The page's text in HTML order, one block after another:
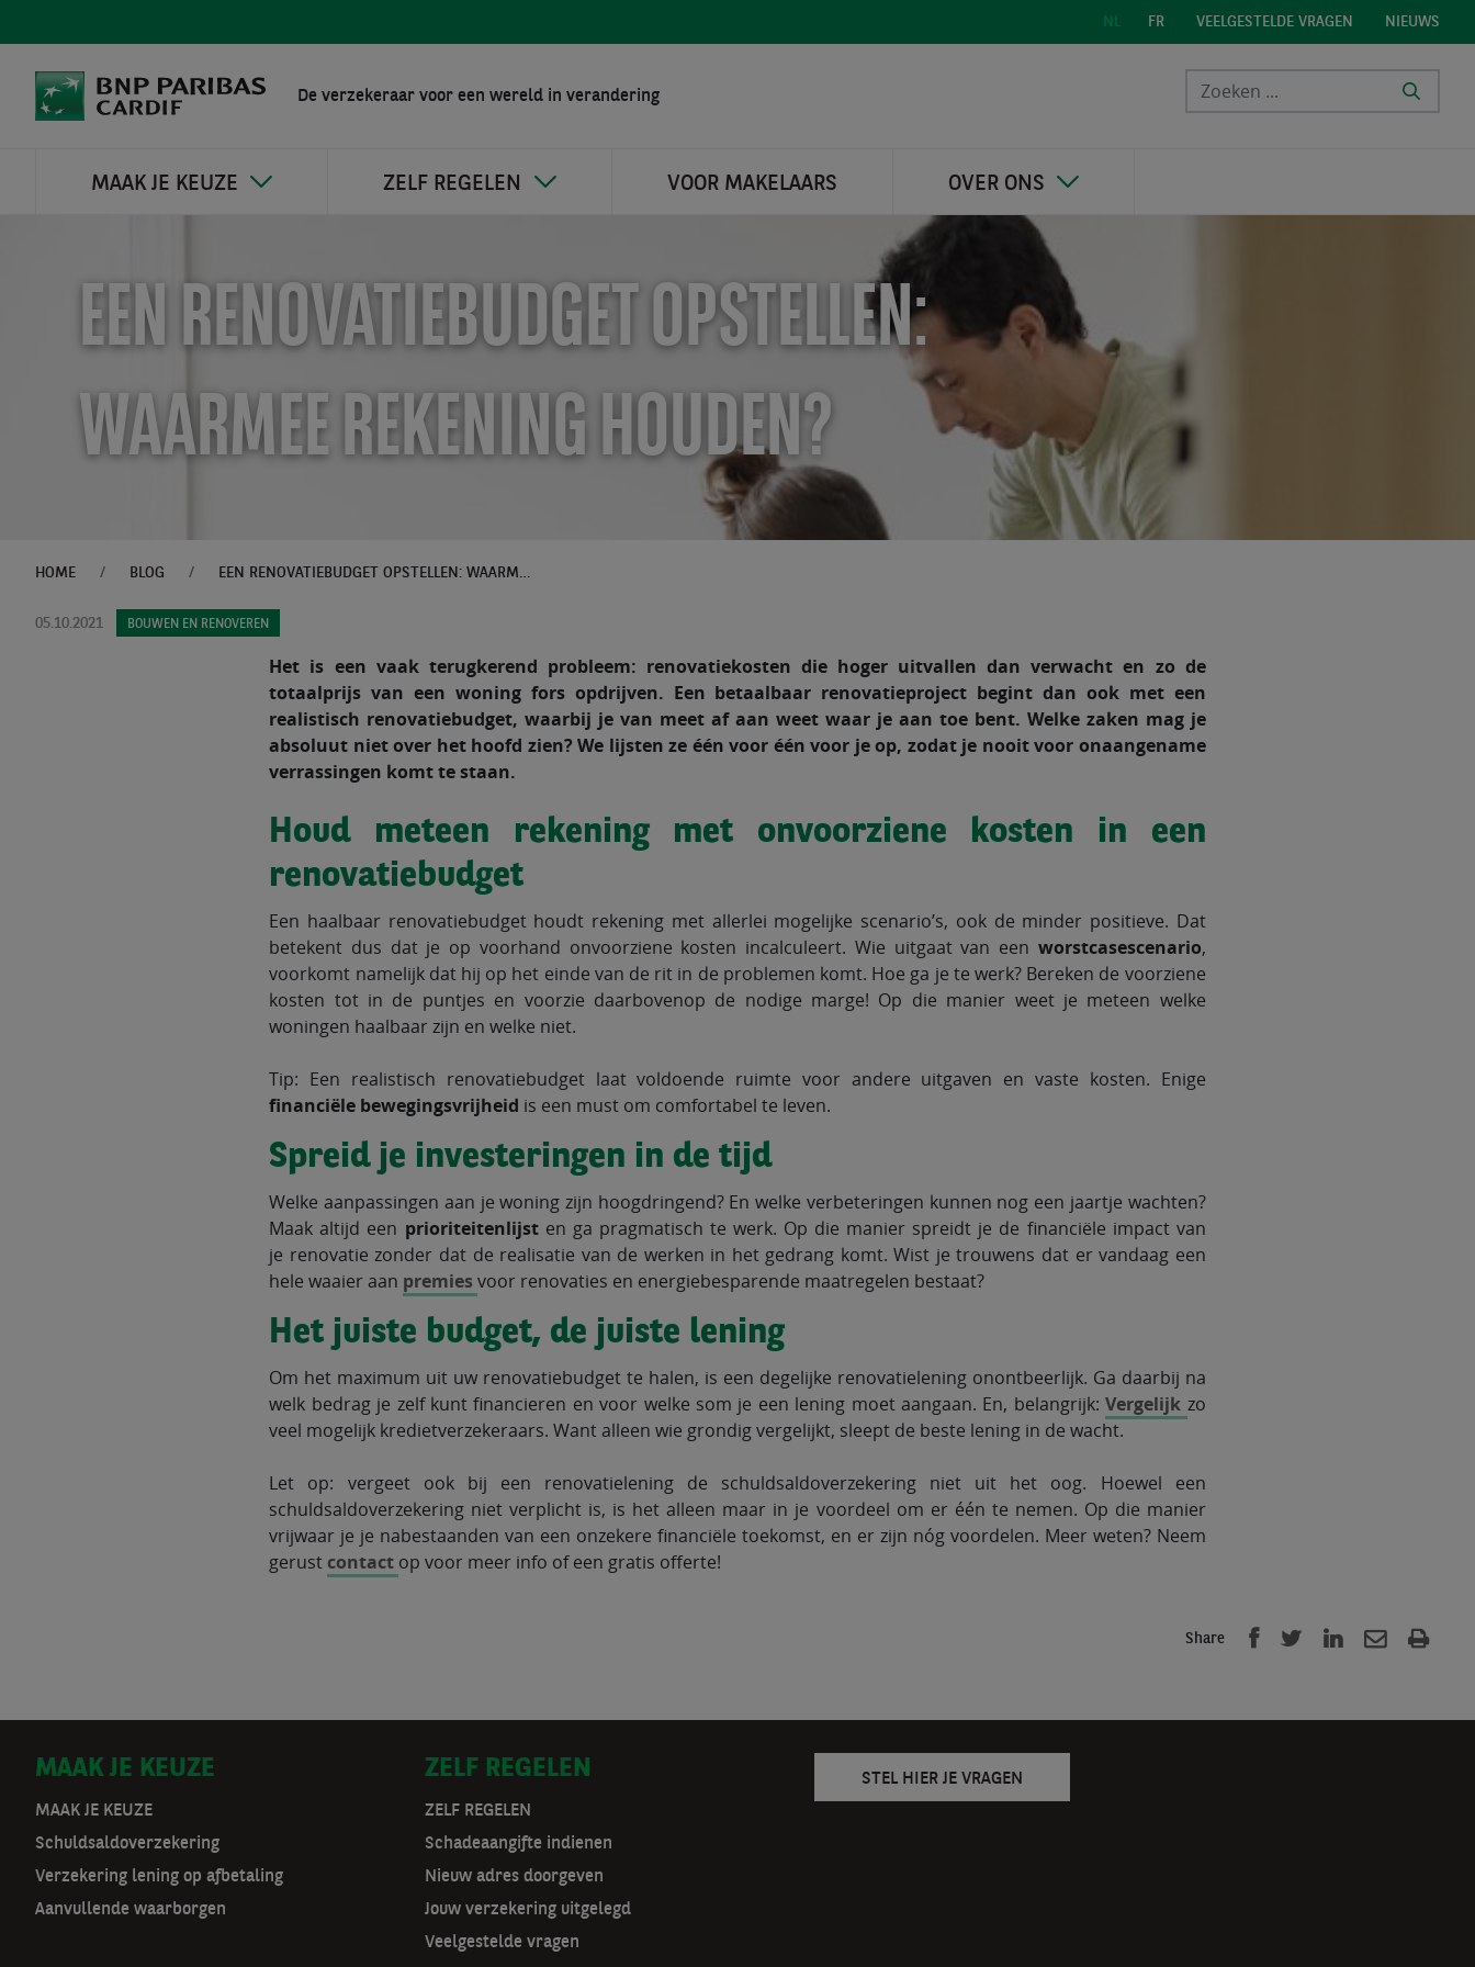
NL FR VEELGESTELDE VRAGEN NIEUWS
De verzekeraar voor een wereld in verandering
MAAK JE KEUZE ZELF REGELEN VOOR MAKELAARS OVER ONS
EEN RENOVATIEBUDGET OPSTELLEN:
WAARMEE REKENING HOUDEN?
HOME BLOG EEN RENOVATIEBUDGET OPSTELLEN: WAARMEE REKENING HOUDEN?
05.10.2021 BOUWEN EN RENOVEREN
Het is een vaak terugkerend probleem: renovatiekosten die hoger uitvallen dan verwacht en zo de
totaalprijs van een woning fors opdrijven. Een betaalbaar renovatieproject begint dan ook met een
realistisch renovatiebudget, waarbij je van meet af aan weet waar je aan toe bent. Welke zaken mag je
absoluut niet over het hoofd zien? We lijsten ze één voor één voor je op, zodat je nooit voor onaangename
verrassingen komt te staan.
Houd meteen rekening met onvoorziene kosten in een
renovatiebudget
Een haalbaar renovatiebudget houdt rekening met allerlei mogelijke scenario’s, ook de minder positieve. Dat
betekent dus dat je op voorhand onvoorziene kosten incalculeert. Wie uitgaat van een worstcasescenario,
voorkomt namelijk dat hij op het einde van de rit in de problemen komt. Hoe ga je te werk? Bereken de voorziene
kosten tot in de puntjes en voorzie daarbovenop de nodige marge! Op die manier weet je meteen welke
woningen haalbaar zijn en welke niet.
Tip: Een realistisch renovatiebudget laat voldoende ruimte voor andere uitgaven en vaste kosten. Enige
financiële bewegingsvrijheid is een must om comfortabel te leven.
Spreid je investeringen in de tijd
Welke aanpassingen aan je woning zijn hoogdringend? En welke verbeteringen kunnen nog een jaartje wachten?
Maak altijd een prioriteitenlijst en ga pragmatisch te werk. Op die manier spreidt je de financiële impact van
je renovatie zonder dat de realisatie van de werken in het gedrang komt. Wist je trouwens dat er vandaag een
hele waaier aan premiesvoor renovaties en energiebesparende maatregelen bestaat?
Het juiste budget, de juiste lening
Om het maximum uit uw renovatiebudget te halen, is een degelijke renovatielening onontbeerlijk. Ga daarbij na
welk bedrag je zelf kunt financieren en voor welke som je een lening moet aangaan. En, belangrijk:Vergelijk zo
veel mogelijk kredietverzekeraars. Want alleen wie grondig vergelijkt, sleept de beste lening in de wacht.
Let op: vergeet ook bij een renovatielening de schuldsaldoverzekering niet uit het oog. Hoewel een
schuldsaldoverzekering niet verplicht is, is het alleen maar in je voordeel om er één te nemen. Op die manier
vrijwaar je je nabestaanden van een onzekere financiële toekomst, en er zijn nóg voordelen. Meer weten? Neem
gerust contact op voor meer info of een gratis offerte!
Share
D
o
o
r
MAAK JE KEUZE
MAAK JE KEUZE
Schuldsaldoverzekering
Verzekering lening op afbetaling
Aanvullende waarborgen
ZELF REGELEN
ZELF REGELEN
Schadeaangifte indienen
Nieuw adres doorgeven
Jouw verzekering uitgelegd
Veelgestelde vragen
STEL HIER JE VRAGEN